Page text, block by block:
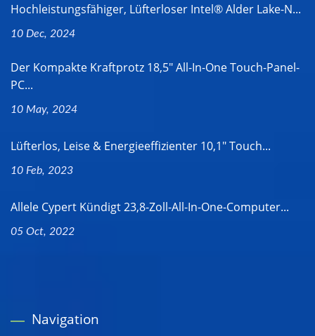
Hochleistungsfähiger, Lüfterloser Intel® Alder Lake-N...
10 Dec, 2024
Der Kompakte Kraftprotz 18,5" All-In-One Touch-Panel-
PC...
10 May, 2024
Lüfterlos, Leise & Energieeffizienter 10,1" Touch...
10 Feb, 2023
Allele Cypert Kündigt 23,8-Zoll-All-In-One-Computer...
05 Oct, 2022
Navigation